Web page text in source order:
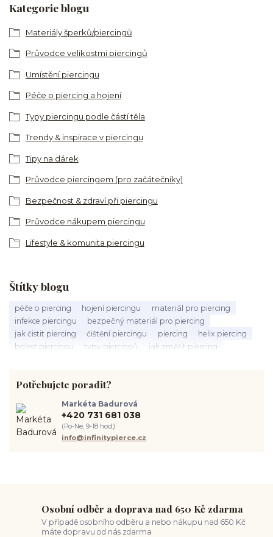
Kategorie blogu
Materiály šperků/piercingů
Průvodce velikostmi piercingů
Umístění piercingu
Péče o piercing a hojení
Typy piercingu podle částí těla
Trendy & inspirace v piercingu
Tipy na dárek
Průvodce piercingem (pro začátečníky)
Bezpečnost & zdraví při piercingu
Průvodce nákupem piercingu
Lifestyle & komunita piercingu
Štítky blogu
péče o piercing hojení piercingu
materiál pro piercing
infekce piercingu
bezpečný materiál pro piercing
jak čistit piercing
čištění piercingu piercing
helix piercing
bolest piercingu
typy piercingů
jak změřit piercing
hygiena piercingu
tipy pro piercing
piercing ucha
chirurgická ocel 316L
spravná velikost piercingu
jak pečovat o piercing
medusa piercing
Potřebujete poradit?
Markéta Badurová
+420 731 681 038
(Po-Ne, 9-18 hod.)
info@infinitypierce.cz
Osobní odběr a doprava nad 650 Kč zdarma
V případě osobního odběru a nebo nákupu nad 650 Kč
máte dopravu od nás zdarma